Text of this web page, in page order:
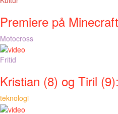
Premiere på
Motocross
Fritid
Kristian (8) og Tiril
teknologi